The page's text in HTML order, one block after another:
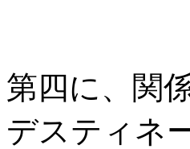
第四に、関
デスティネ